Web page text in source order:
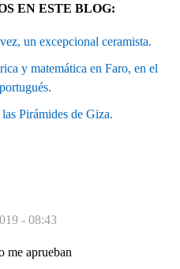
EN ESTE BLOG:
un excepcional ceramista.
y matemática en Faro, en el
Pirámides de Giza.
- 08:43
me aprueban